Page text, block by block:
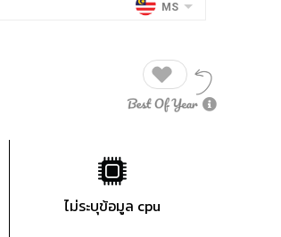
MS
ไม่ระบุข้อมูล cpu